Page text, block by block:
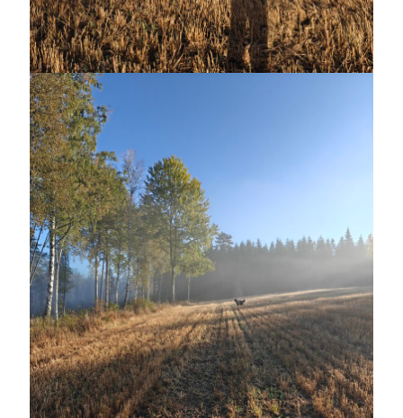
Kategorier
Allmänt(999)
Extrahästar(58)
Hållidej(276)
Heart of Hope(40)
Heart Paal(217)
Idun(141)
Källhults Spotless(163)
Min Träning(220)
Ninlil(36)
Personligt/Åsikter(161)
Resor(111)
Tävling(159)
Träningar(63)
Utrustning(47)